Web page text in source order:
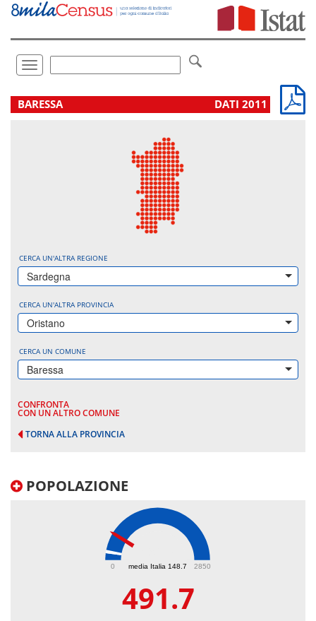
Vai
direttamente
Toggle
navigation
.
BARESSA DATI 2011
CERCA UN'ALTRA REGIONE
Sardegna
CERCA UN'ALTRA PROVINCIA
Oristano
CERCA UN COMUNE
Baressa
CONFRONTA
CON UN ALTRO COMUNE
TORNA ALLA PROVINCIA
POPOLAZIONE
media Italia 148.7
0 2850
491.7